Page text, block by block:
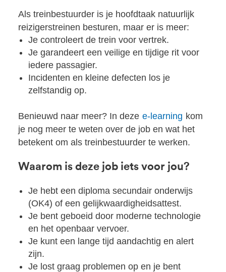
Als treinbestuurder is je hoofdtaak natuurlijk
reizigerstreinen besturen, maar er is meer:
Je controleert de trein voor vertrek.
Je garandeert een veilige en tijdige rit voor
iedere passagier.
Incidenten en kleine defecten los je
zelfstandig op.
Benieuwd naar meer? In deze e-learning kom
je nog meer te weten over de job en wat het
betekent om als treinbestuurder te werken.
Waarom is deze job iets voor jou?
Je hebt een diploma secundair onderwijs
(OK4) of een gelijkwaardigheidsattest.
Je bent geboeid door moderne technologie
en het openbaar vervoer.
Je kunt een lange tijd aandachtig en alert
zijn.
Je lost graag problemen op en je bent